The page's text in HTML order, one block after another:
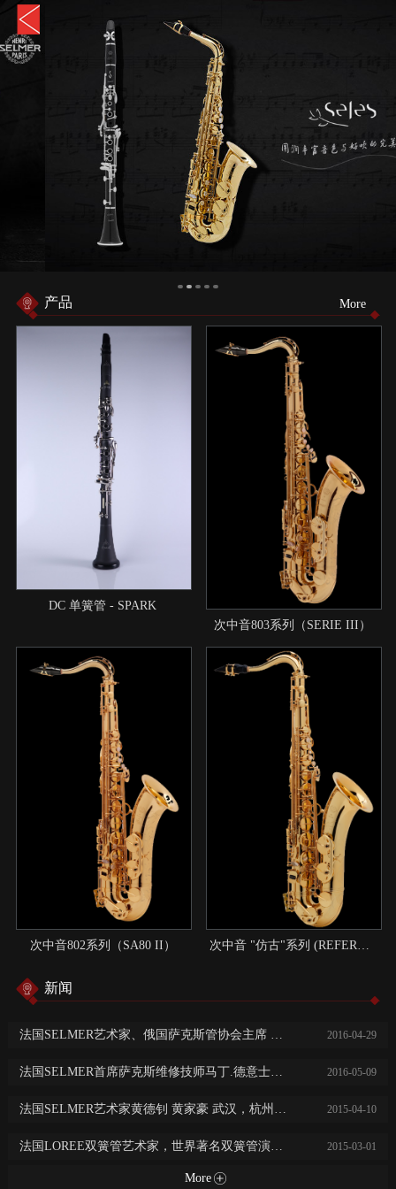
产品
DC 单簧管 - SPARK
次中音803系列（SERIE III）
次中音802系列（SA80 II）
More
新闻
2016-04-29
法国SELMER首席萨克斯维修技师马丁.德意士免费乐器保养维修服务 2016-05-09
2015-04-10
法国LOREE双簧管艺术家，世界著名双簧管演奏家阿历克斯·克莱恩广州，西安，济南音乐会及大师班 2015-03-01
More